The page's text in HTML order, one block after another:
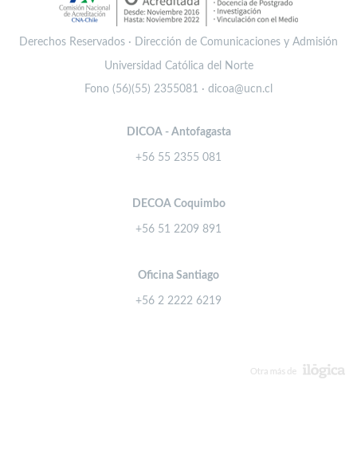
Derechos Reservados · Dirección de Comunicaciones y Admisión
Universidad Católica del Norte
Fono (56)(55) 2355081 · dicoa@ucn.cl
DICOA - Antofagasta
+56 55 2355 081
DECOA Coquimbo
+56 51 2209 891
Oficina Santiago
+56 2 2222 6219